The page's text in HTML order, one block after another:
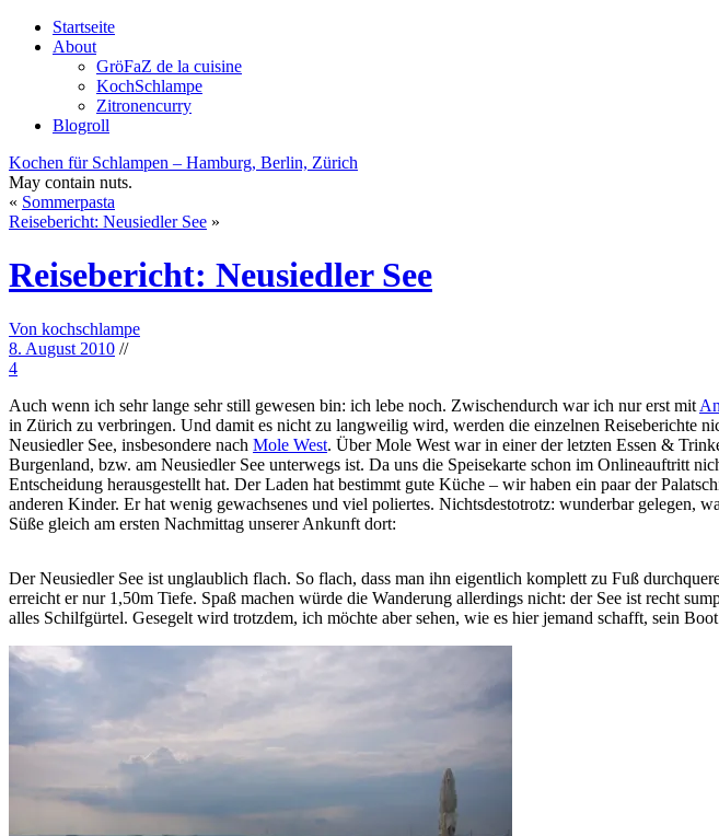
Startseite
About
GröFaZ de la cuisine
KochSchlampe
Zitronencurry
Blogroll
Kochen für Schlampen – Hamburg, Berlin, Zürich
May contain nuts.
« Sommerpasta
Reisebericht: Neusiedler See »
Reisebericht: Neusiedler See
Von kochschlampe
8. August 2010 //
4
Auch wenn ich sehr lange sehr still gewesen bin: ich lebe noch. Zwischendurch war ich nur erst mit
in Zürich zu verbringen. Und damit es nicht zu langweilig wird, werden die einzelnen Reiseberichte
Neusiedler See, insbesondere nach Mole West. Über Mole West war in einer der letzten Essen &
Burgenland, bzw. am Neusiedler See unterwegs ist. Da uns die Speisekarte schon im Onlineauftritt
Entscheidung herausgestellt hat. Der Laden hat bestimmt gute Küche – wir haben ein paar der
anderen Kinder. Er hat wenig gewachsenes und viel poliertes. Nichtsdestotrotz: wunderbar gelegen,
Süße gleich am ersten Nachmittag unserer Ankunft dort:
Der Neusiedler See ist unglaublich flach. So flach, dass man ihn eigentlich komplett zu Fuß
erreicht er nur 1,50m Tiefe. Spaß machen würde die Wanderung allerdings nicht: der See ist recht
alles Schilfgürtel. Gesegelt wird trotzdem, ich möchte aber sehen, wie es hier jemand schafft, sein